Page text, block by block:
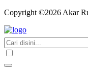
Copyright ©2026 Akar